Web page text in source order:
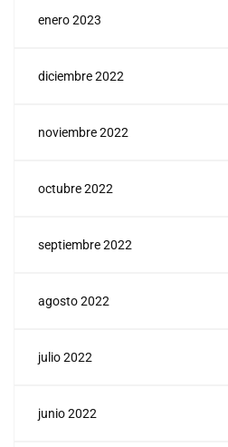
enero 2023
diciembre 2022
noviembre 2022
octubre 2022
septiembre 2022
agosto 2022
julio 2022
junio 2022